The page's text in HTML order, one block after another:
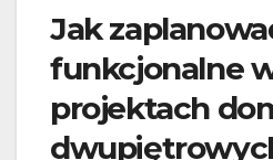
Jak
funkcjonalne
projektach